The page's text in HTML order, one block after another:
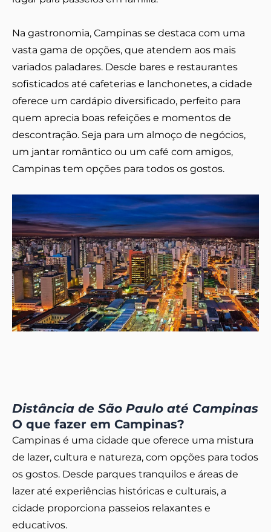
Na gastronomia, Campinas se destaca com uma
vasta gama de opções, que atendem aos mais
variados paladares. Desde bares e restaurantes
sofisticados até cafeterias e lanchonetes, a cidade
oferece um cardápio diversificado, perfeito para
quem aprecia boas refeições e momentos de
descontração. Seja para um almoço de negócios,
um jantar romântico ou um café com amigos,
Campinas tem opções para todos os gostos.
Distância de São Paulo até Campinas
O que fazer em Campinas?
Campinas é uma cidade que oferece uma mistura
de lazer, cultura e natureza, com opções para todos
os gostos. Desde parques tranquilos e áreas de
lazer até experiências históricas e culturais, a
cidade proporciona passeios relaxantes e
educativos.